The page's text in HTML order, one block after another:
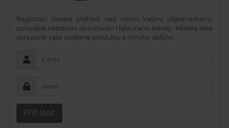
Registrací získáte přehled nad všemi Vašimi objednávkami,
pohodlné nastavení doručovací i fakturační adresy. Můžete také
spravovat vaše oblíbené produkty a mnoho dalšího.
E-mail
Heslo
Přihlásit